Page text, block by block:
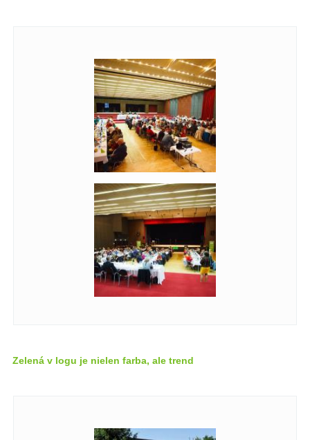
Zelená v logu je nielen farba, ale trend